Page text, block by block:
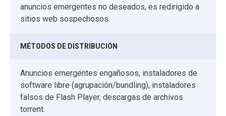
anuncios emergentes no deseados, es redirigido a
sitios web sospechosos.
MÉTODOS DE DISTRIBUCIÓN
Anuncios emergentes engañosos, instaladores de
software libre (agrupación/bundling), instaladores
falsos de Flash Player, descargas de archivos
torrent.